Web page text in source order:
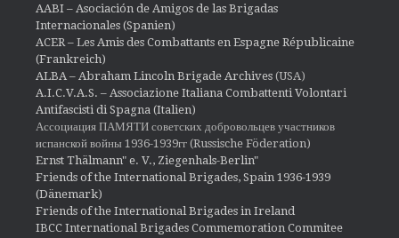
AABI – Asociación de Amigos de las Brigadas
Internacionales (Spanien)
ACER – Les Amis des Combattants en Espagne Républicaine
(Frankreich)
ALBA – Abraham Lincoln Brigade Archives (USA)
A.I.C.V.A.S. – Associazione Italiana Combattenti Volontari
Antifascisti di Spagna (Italien)
Ассоциация ПАМЯТИ советских добровольцев участников
испанской войны 1936-1939гг (Russische Föderation)
Ernst Thälmann" e. V., Ziegenhals-Berlin"
Friends of the International Brigades, Spain 1936-1939
(Dänemark)
Friends of the International Brigades in Ireland
IBCC International Brigades Commemoration Commitee